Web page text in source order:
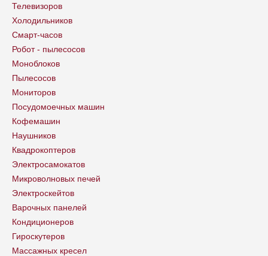
Телевизоров
Холодильников
Смарт-часов
Робот - пылесосов
Моноблоков
Пылесосов
Мониторов
Посудомоечных машин
Кофемашин
Наушников
Квадрокоптеров
Электросамокатов
Микроволновых печей
Электроскейтов
Варочных панелей
Кондиционеров
Гироскутеров
Массажных кресел